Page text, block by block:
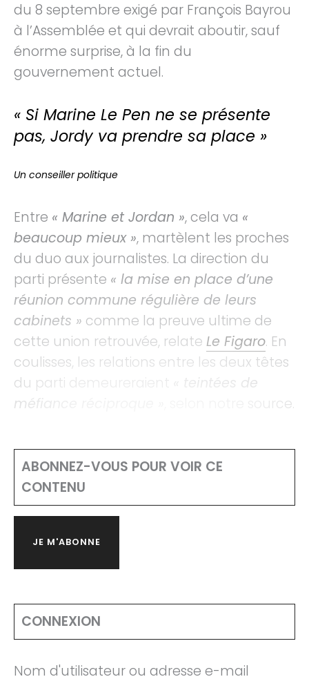
du 8 septembre exigé par François Bayrou
à l’Assemblée et qui devrait aboutir, sauf
énorme surprise, à la fin du
gouvernement actuel.
« Si Marine Le Pen ne se présente
pas, Jordy va prendre sa place »
Un conseiller politique
Entre « Marine et Jordan », cela va «
beaucoup mieux », martèlent les proches
du duo aux journalistes. La direction du
parti présente « la mise en place d’une
réunion commune régulière de leurs
cabinets » comme la preuve ultime de
cette union retrouvée, relate Le Figaro. En
coulisses, les relations entre les deux têtes
du parti demeureraient
« teintées de
méfiance réciproque »
, selon notre source.
ABONNEZ-VOUS POUR VOIR CE
CONTENU
JE M'ABONNE
CONNEXION
Nom d'utilisateur ou adresse e-mail